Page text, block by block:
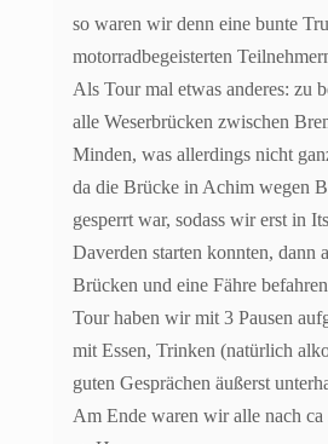
so waren wir denn eine bunte
motorradbegeisterten
Als Tour mal etwas anderes: zu
alle Weserbrücken zwischen
Minden, was allerdings nicht
da die Brücke in Achim wegen
gesperrt war, sodass wir erst in
Daverden starten konnten, dann
Brücken und eine Fähre
Tour haben wir mit 3 Pausen
mit Essen, Trinken (natürlich
guten Gesprächen äußerst
Am Ende waren wir alle nach